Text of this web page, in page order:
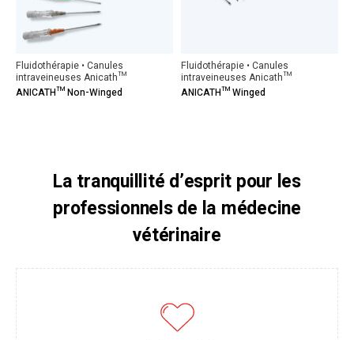
Fluidothérapie • Canules
intraveineuses Anicath™
ANICATH™ Non-Winged
Fluidothérapie • Canules
intraveineuses Anicath™
ANICATH™ Winged
La tranquillité d’esprit pour les
professionnels de la médecine
vétérinaire